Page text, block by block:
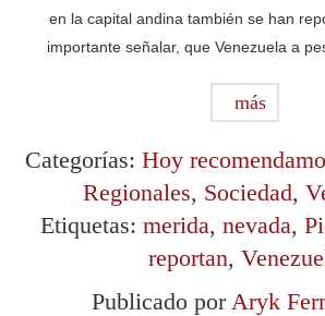
en la capital andina también se han
importante señalar, que Venezuela a
más
Categorías: Hoy
Regionales, Sociedad,
Etiquetas: merida, nevada,
reportan,
Publicado por Aryk